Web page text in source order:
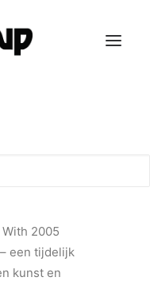
2005
een tijdelijk
kunst en